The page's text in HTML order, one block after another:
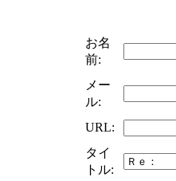
お名
前:
メー
ル:
URL:
タイ
トル: